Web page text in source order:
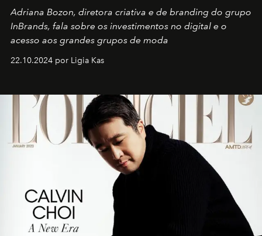
Adriana Bozon, diretora criativa e de branding do grupo
InBrands, fala sobre os investimentos no digital e o
acesso aos grandes grupos de moda
22.10.2024 por Ligia Kas